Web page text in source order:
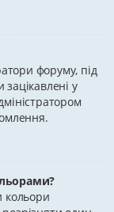
форуму, під
у
кольори